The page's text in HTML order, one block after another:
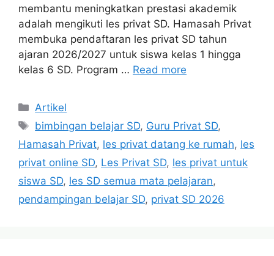
membantu meningkatkan prestasi akademik
adalah mengikuti les privat SD. Hamasah Privat
membuka pendaftaran les privat SD tahun
ajaran 2026/2027 untuk siswa kelas 1 hingga
kelas 6 SD. Program … Read more
Categories
Artikel
Tags
bimbingan belajar SD, Guru Privat SD,
Hamasah Privat, les privat datang ke rumah, les
privat online SD, Les Privat SD, les privat untuk
siswa SD, les SD semua mata pelajaran,
pendampingan belajar SD, privat SD 2026